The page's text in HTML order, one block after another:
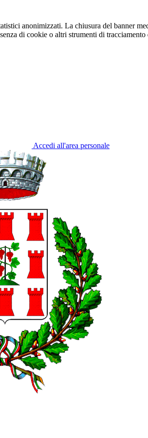
anonimizzati. La chiusura del banner
di cookie o altri strumenti di
Accedi all'area personale